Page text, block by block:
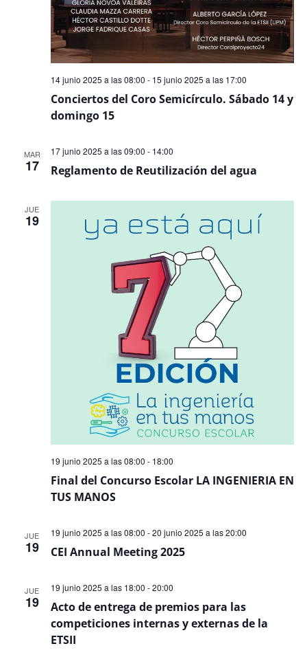
Conciertos del Coro Semicírculo. Sábado 14 y
domingo 15
14 junio 2025 a las 08:00 - 15 junio 2025 a las 17:00
MAR
17 Reglamento de Reutilización del agua
17 junio 2025 a las 09:00 - 14:00
JUE
19
Final del Concurso Escolar LA INGENIERIA EN
TUS MANOS
19 junio 2025 a las 08:00 - 18:00
JUE
19 CEI Annual Meeting 2025
19 junio 2025 a las 08:00 -20 junio 2025 a las 20:00
JUE
19
Acto de entrega de premios para las
competiciones internas y externas de la
ETSII
19 junio 2025 a las 18:00 -20:00